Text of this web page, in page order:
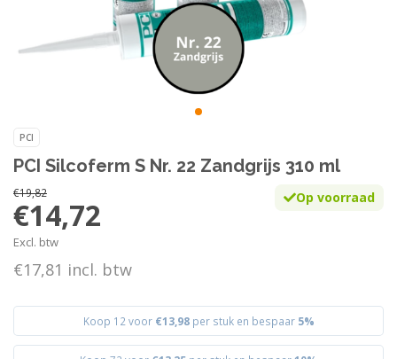
PCI
PCI Silcoferm S Nr. 22 Zandgrijs 310 ml
€19,82
€14,72
Excl. btw
€17,81 incl. btw
Op voorraad
Koop 12 voor €13,98per stuk en bespaar 5%